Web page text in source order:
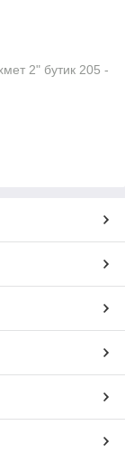
2" бутик 205 -